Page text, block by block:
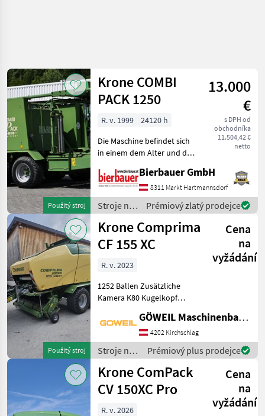
Použitý stroj
Krone COMBI
PACK 1250
13.000
€
s DPH od
obchodníka
11.504,42 €
netto
R. v. 1999
24120 h
Die Maschine befindet sich
in einem dem Alter und der
Zustand und kann nach
telefonischer Vereinbarung
gerne vor Ort besichtigt
und geprüft we
Bierbauer GmbH
8311 Markt Hartmannsdorf
Stroje na
zber
objemových
krmív /
Krone
Prémiový zlatý prodejce
Použitý stroj
Krone Comprima
CF 155 XC
Cena
na
vyžádání
R. v. 2023
1252 Ballen Zusätzliche
Kamera K80 Kugelkopf
Messergruppenschaltung
Zusätzlicher Messersatz
Zusätzliche Führungsrollen
Wickeltisch LED
Beleuchtung Bere
GÖWEIL Maschinenbau GmbH
4202 Kirchschlag
Stroje na
zber
objemových
krmív /
Krone
Prémiový plus prodejce
Krone ComPack
CV 150XC Pro
Cena
na
vyžádání
R. v. 2026